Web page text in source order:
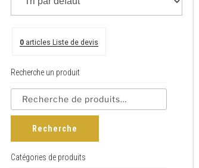
0 articles Liste de devis
Recherche un produit
Recherche
Catégories de produits